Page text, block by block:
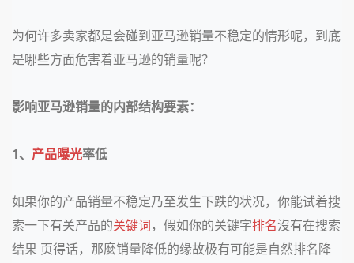
为何许多卖家都是会碰到亚马逊销量不稳定的情形呢，到底
是哪些方面危害着亚马逊的销量呢？
影响亚马逊销量的内部结构要素：
1、 产品曝光率低
如果你的产品销量不稳定乃至发生下跌的状况，你能试着搜
索一下有关产品的关键词，假如你的关键字排名沒有在搜索
结果 页得话，那麼销量降低的缘故极有可能是自然排名降